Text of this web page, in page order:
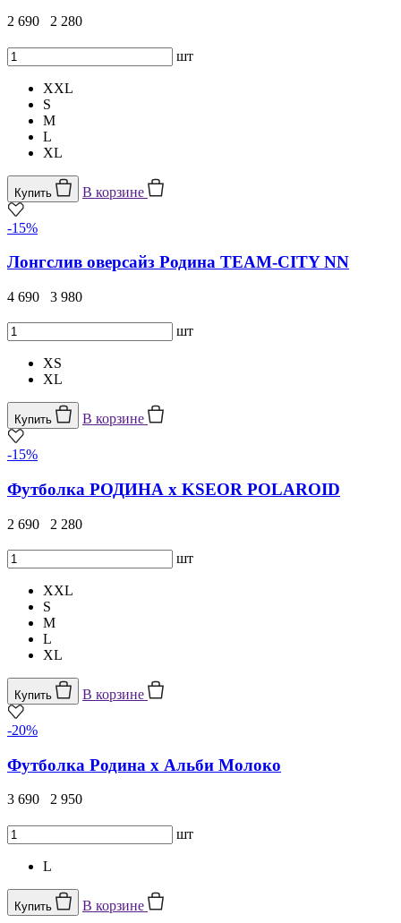
2 690 2 280
шт
XXL
S
M
L
XL
Купить В корзине
-15%
Лонгслив оверсайз Родина TEAM-CITY NN
4 690 3 980
шт
XS
XL
Купить В корзине
-15%
Футболка РОДИНА x KSEOR POLAROID
2 690 2 280
шт
XXL
S
M
L
XL
Купить В корзине
-20%
Футболка Родина х Альби Молоко
3 690 2 950
шт
L
Купить В корзине